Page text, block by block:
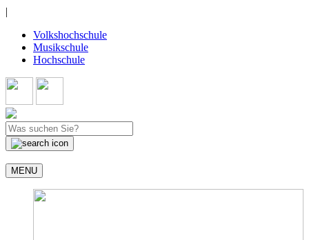
|
Volkshochschule
Musikschule
Hochschule
MENU